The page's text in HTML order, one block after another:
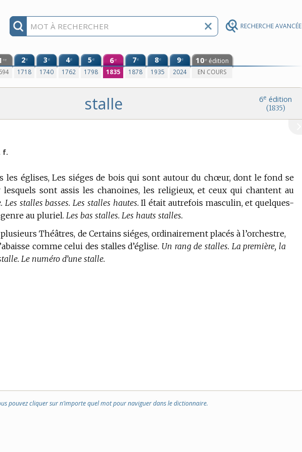
RECHERCHE AVANCÉE
re 2e
1718
3e
1740
4e
1762
5e
1798
6e
1835
7e
1878
8e
1935
9e
2024
10e édition
EN COURS
6e édition
(1835)
stalle
f.
les églises, Les siéges de bois qui sont autour du chœur, dont le fond se
lesquels sont assis les chanoines, les religieux, et ceux qui chantent au
Les stalles basses. Les stalles hautes. Il était autrefois masculin, et quelques-
au pluriel. Les bas stalles. Les hauts stalles.
Théâtres, de Certains siéges, ordinairement placés à l’orchestre,
comme celui des stalles d’église. Un rang de stalles. La première, la
Le numéro d’une stalle.
pouvez cliquer sur n’importe quel mot pour naviguer dans le dictionnaire.